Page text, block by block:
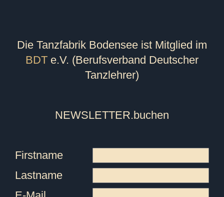
Die Tanzfabrik Bodensee ist Mitglied im
BDT e.V. (Berufsverband Deutscher
Tanzlehrer)
NEWSLETTER.buchen
Firstname
Lastname